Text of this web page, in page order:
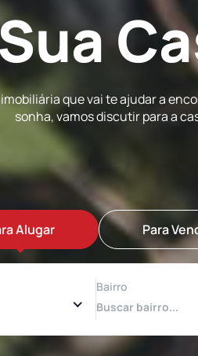
que vai te ajudar a
sonha, vamos discutir para a
Alugar Para
Bairro